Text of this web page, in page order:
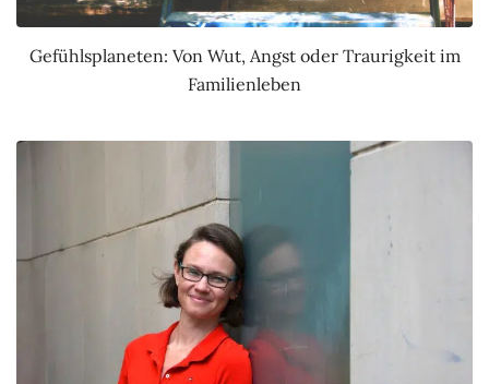
Gefühlsplaneten: Von Wut, Angst oder Traurigkeit im
Familienleben